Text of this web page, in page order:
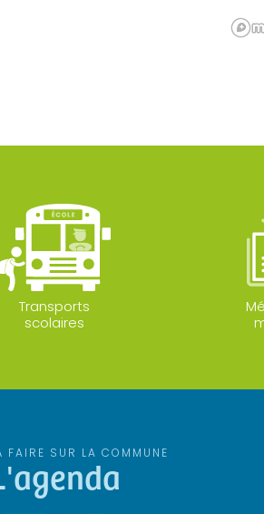
Transports
scolaires
FAIRE SUR LA COMMUNE